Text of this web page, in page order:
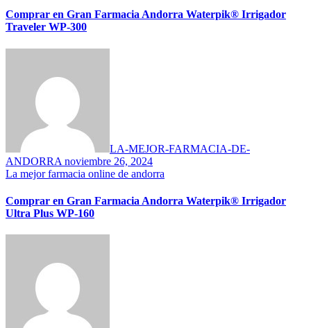
Comprar en Gran Farmacia Andorra Waterpik® Irrigador
Traveler WP-300
LA-MEJOR-FARMACIA-DE-
ANDORRA noviembre 26, 2024
La mejor farmacia online de andorra
Comprar en Gran Farmacia Andorra Waterpik® Irrigador
Ultra Plus WP-160